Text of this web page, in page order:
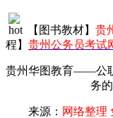
【图书教材】 贵
程】 贵州公务员考试
贵州华图教育——公
务
来源： 网络整理